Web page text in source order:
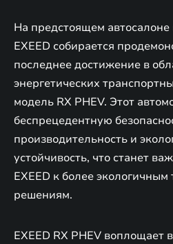
На предстоящем
EXEED собирается
последнее достижение в
энергетических
модель RX PHEV. Этот
беспрецедентную
производительность и
устойчивость, что станет
EXEED к более
решениям.
EXEED RX PHEV воплощает